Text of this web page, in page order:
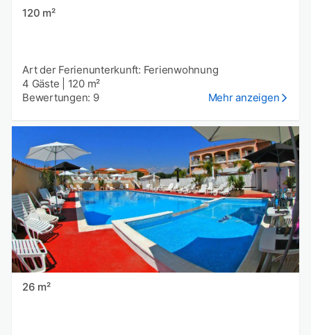
120 m²
Art der Ferienunterkunft: Ferienwohnung
4 Gäste
120 m²
Bewertungen: 9
Mehr anzeigen
26 m²